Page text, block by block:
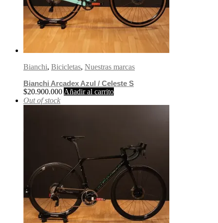
Bianchi, Bicicletas, Nuestras marcas
Bianchi Arcadex Azul / Celeste S
$20.900.000 Añadir al carrito
Out of stock